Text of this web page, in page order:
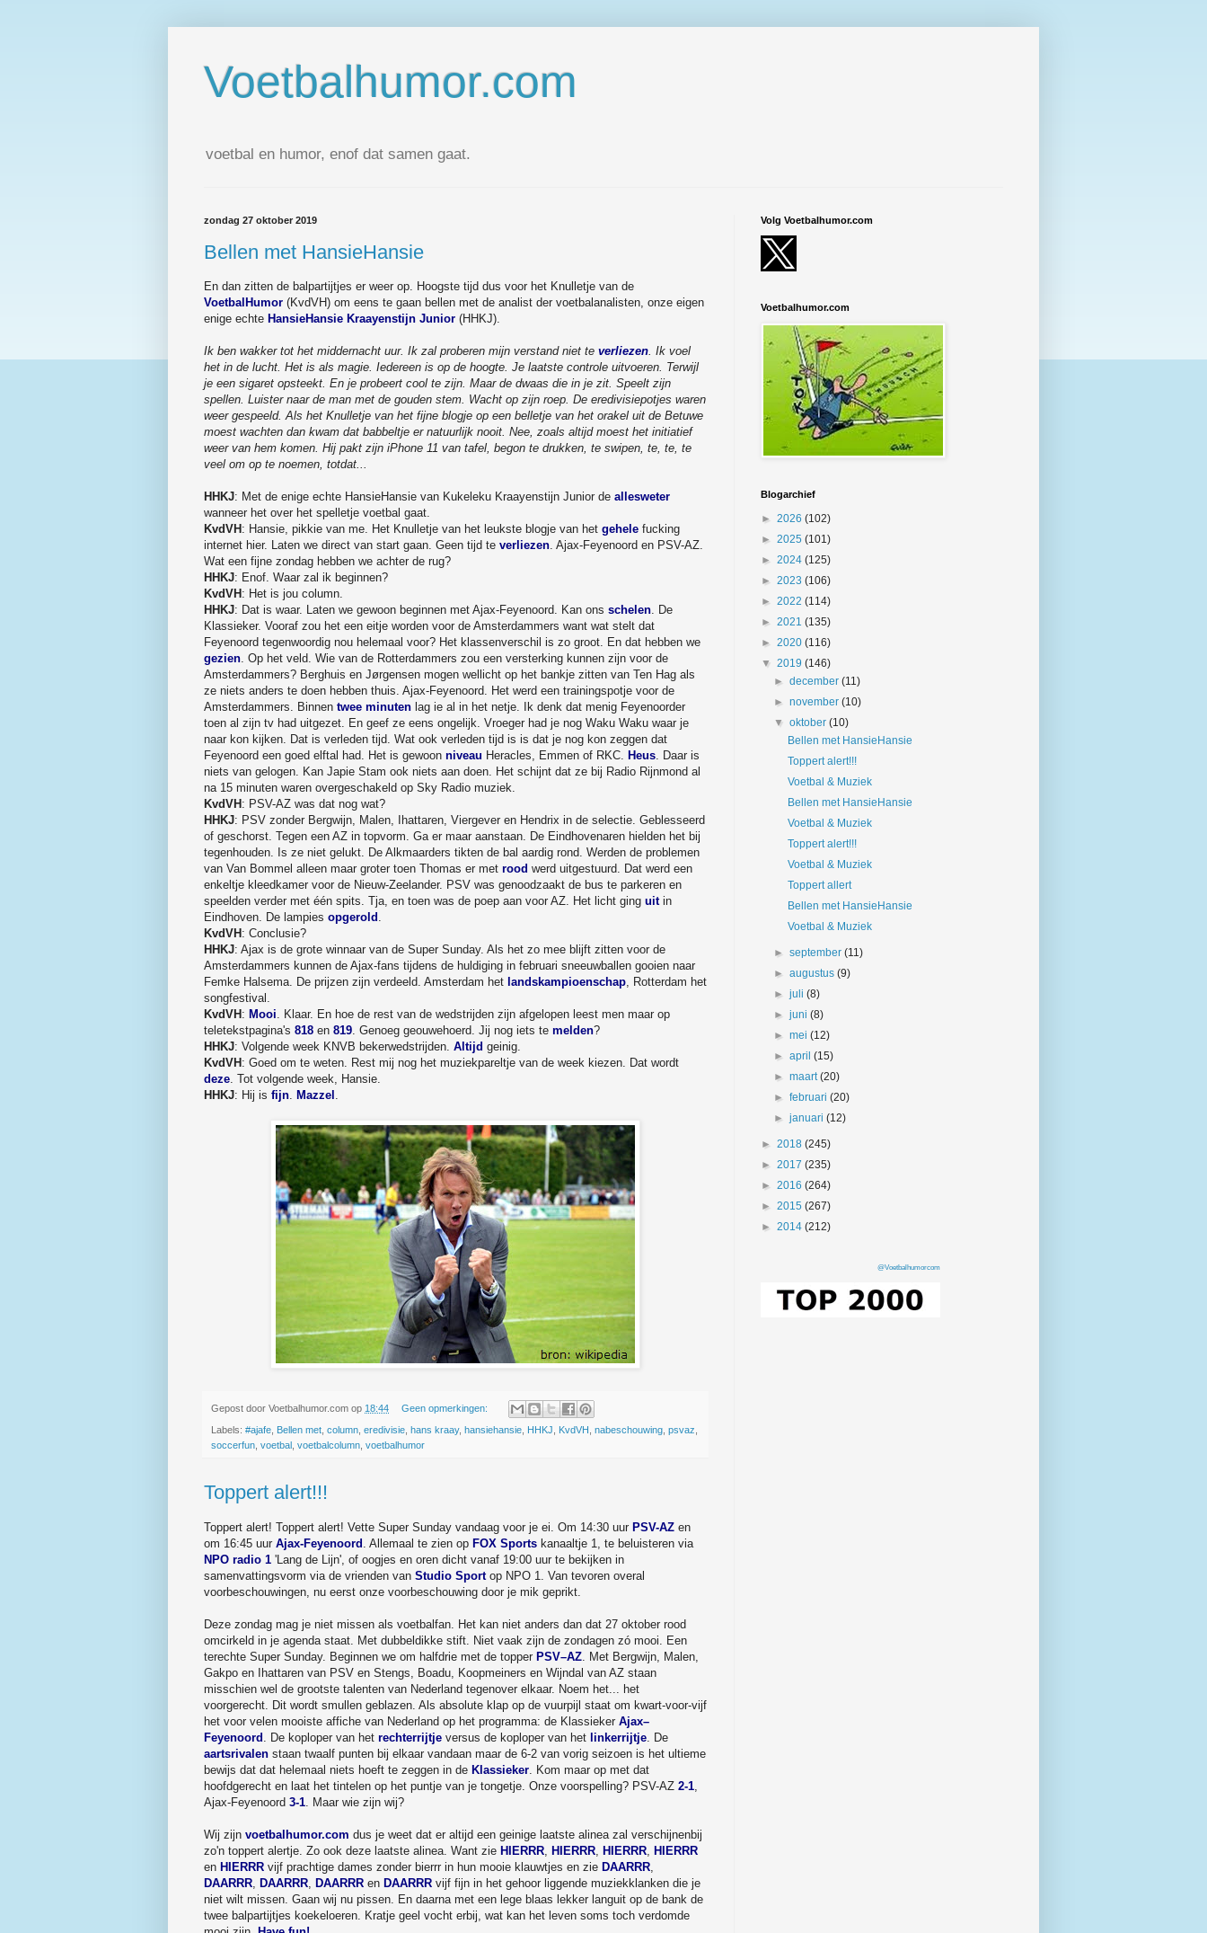
Voetbalhumor.com
voetbal en humor, enof dat samen gaat.
zondag 27 oktober 2019
Bellen met HansieHansie
En dan zitten de balpartijtjes er weer op. Hoogste tijd dus voor het Knulletje van de
VoetbalHumor (KvdVH) om eens te gaan bellen met de analist der voetbalanalisten, onze eigen
enige echte HansieHansie Kraayenstijn Junior (HHKJ).
Ik ben wakker tot het middernacht uur. Ik zal proberen mijn verstand niet te verliezen. Ik voel
het in de lucht. Het is als magie. Iedereen is op de hoogte. Je laatste controle uitvoeren. Terwijl
je een sigaret opsteekt. En je probeert cool te zijn. Maar de dwaas die in je zit. Speelt zijn
spellen. Luister naar de man met de gouden stem. Wacht op zijn roep. De eredivisiepotjes waren
weer gespeeld. Als het Knulletje van het fijne blogje op een belletje van het orakel uit de Betuwe
moest wachten dan kwam dat babbeltje er natuurlijk nooit. Nee, zoals altijd moest het initiatief
weer van hem komen. Hij pakt zijn iPhone 11 van tafel, begon te drukken, te swipen, te, te, te
veel om op te noemen, totdat...
HHKJ: Met de enige echte HansieHansie van Kukeleku Kraayenstijn Junior de allesweter
wanneer het over het spelletje voetbal gaat.
KvdVH : Hansie, pikkie van me. Het Knulletje van het leukste blogje van het gehele fucking
internet hier. Laten we direct van start gaan. Geen tijd te verliezen. Ajax-Feyenoord en PSV-AZ.
Wat een fijne zondag hebben we achter de rug?
HHKJ: Enof. Waar zal ik beginnen?
KvdVH : Het is jou column.
HHKJ: Dat is waar. Laten we gewoon beginnen met Ajax-Feyenoord. Kan ons schelen. De
Klassieker. Vooraf zou het een eitje worden voor de Amsterdammers want wat stelt dat
Feyenoord tegenwoordig nou helemaal voor? Het klassenverschil is zo groot. En dat hebben we
gezien. Op het veld. Wie van de Rotterdammers zou een versterking kunnen zijn voor de
Amsterdammers? Berghuis en Jørgensen mogen wellicht op het bankje zitten van Ten Hag als
ze niets anders te doen hebben thuis. Ajax-Feyenoord. Het werd een trainingspotje voor de
Amsterdammers. Binnen twee minuten lag ie al in het netje. Ik denk dat menig Feyenoorder
toen al zijn tv had uitgezet. En geef ze eens ongelijk. Vroeger had je nog Waku Waku waar je
naar kon kijken. Dat is verleden tijd. Wat ook verleden tijd is is dat je nog kon zeggen dat
Feyenoord een goed elftal had. Het is gewoon niveau Heracles, Emmen of RKC. Heus. Daar is
niets van gelogen. Kan Japie Stam ook niets aan doen. Het schijnt dat ze bij Radio Rijnmond al
na 15 minuten waren overgeschakeld op Sky Radio muziek.
KvdVH : PSV-AZ was dat nog wat?
HHKJ: PSV zonder Bergwijn, Malen, Ihattaren, Viergever en Hendrix in de selectie. Geblesseerd
of geschorst. Tegen een AZ in topvorm. Ga er maar aanstaan. De Eindhovenaren hielden het bij
tegenhouden. Is ze niet gelukt. De Alkmaarders tikten de bal aardig rond. Werden de problemen
van Van Bommel alleen maar groter toen Thomas er met rood werd uitgestuurd. Dat werd een
enkeltje kleedkamer voor de Nieuw-Zeelander. PSV was genoodzaakt de bus te parkeren en
speelden verder met één spits. Tja, en toen was de poep aan voor AZ. Het licht ging uitin
Eindhoven. De lampies opgerold .
KvdVH : Conclusie?
HHKJ: Ajax is de grote winnaar van de Super Sunday. Als het zo mee blijft zitten voor de
Amsterdammers kunnen de Ajax-fans tijdens de huldiging in februari sneeuwballen gooien naar
Femke Halsema. De prijzen zijn verdeeld. Amsterdam het landskampioenschap, Rotterdam het
songfestival.
KvdVH : Mooi. Klaar. En hoe de rest van de wedstrijden zijn afgelopen leest men maar op
teletekstpagina's 818 en 819. Genoeg geouwehoerd. Jij nog iets te melden?
HHKJ: Volgende week KNVB bekerwedstrijden. Altijd geinig.
KvdVH : Goed om te weten. Rest mij nog het muziekpareltje van de week kiezen. Dat wordt
deze. Tot volgende week, Hansie.
HHKJ: Hij is fijn. Mazzel .
Gepost door Voetbalhumor.com op 18:44 Geen opmerkingen:
Labels: #ajafe, Bellen met, column, eredivisie, hans kraay, hansiehansie, HHKJ, KvdVH , nabeschouwing, psvaz,
soccerfun, voetbal , voetbalcolumn, voetbalhumor
Toppert alert!!!
Toppert alert! Toppert alert! Vette Super Sunday vandaag voor je ei. Om 14:30 uur PSV-AZ en
om 16:45 uur Ajax-Feyenoord . Allemaal te zien op FOX Sports kanaaltje 1, te beluisteren via
NPO radio 1 'Lang de Lijn', of oogjes en oren dicht vanaf 19:00 uur te bekijken in
samenvattingsvorm via de vrienden van Studio Sport op NPO 1. Van tevoren overal
voorbeschouwingen, nu eerst onze voorbeschouwing door je mik geprikt.
Deze zondag mag je niet missen als voetbalfan. Het kan niet anders dan dat 27 oktober rood
omcirkeld in je agenda staat. Met dubbeldikke stift. Niet vaak zijn de zondagen zó mooi. Een
terechte Super Sunday. Beginnen we om halfdrie met de topper PSV–AZ . Met Bergwijn, Malen,
Gakpo en Ihattaren van PSV en Stengs, Boadu, Koopmeiners en Wijndal van AZ staan
misschien wel de grootste talenten van Nederland tegenover elkaar. Noem het... het
voorgerecht. Dit wordt smullen geblazen. Als absolute klap op de vuurpijl staat om kwart-voor-vijf
het voor velen mooiste affiche van Nederland op het programma: de Klassieker Ajax–
Feyenoord . De koploper van het rechterrijtje versus de koploper van het linkerrijtje . De
aartsrivalen staan twaalf punten bij elkaar vandaan maar de 6-2 van vorig seizoen is het ultieme
bewijs dat dat helemaal niets hoeft te zeggen in de Klassieker . Kom maar op met dat
hoofdgerecht en laat het tintelen op het puntje van je tongetje. Onze voorspelling? PSV-AZ 2-1
Ajax-Feyenoord 3-1 . Maar wie zijn wij?
Wij zijn voetbalhumor.com dus je weet dat er altijd een geinige laatste alinea zal verschijnenbij
zo'n toppert alertje. Zo ook deze laatste alinea. Want zie HIERRR HIERRR HIERRR HIERRR
en HIERRR vijf prachtige dames zonder bierrr in hun mooie klauwtjes en zie DAARRR
DAARRR DAARRR DAARRR en DAARRR vijf fijn in het gehoor liggende muziekklanken die je
niet wilt missen. Gaan wij nu pissen. En daarna met een lege blaas lekker languit op de bank de
twee balpartijtjes koekeloeren. Kratje geel vocht erbij, wat kan het leven soms toch verdomde
Volg Voetbalhumor.com
Voetbalhumor.com
Blogarchief
► 2026 (102)
► 2025 (101)
► 2024 (125)
► 2023 (106)
► 2022 (114)
► 2021 (135)
► 2020 (116)
▼ 2019 (146)
►december(11)
►november(10)
▼oktober(10)
Bellen met HansieHansie
Toppert alert!!!
Voetbal & Muziek
Bellen met HansieHansie
Voetbal & Muziek
Toppert alert!!!
Voetbal & Muziek
Toppert allert
Bellen met HansieHansie
Voetbal & Muziek
►september(11)
►augustus(9)
►juli(8)
►juni(8)
►mei(12)
►april(15)
►maart(20)
►februari(20)
►januari(12)
► 2018 (245)
► 2017 (235)
► 2016 (264)
► 2015 (267)
► 2014 (212)
@Voetbalhumorcom